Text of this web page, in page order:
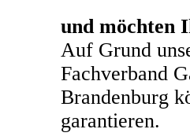
und möchten
Auf Grund
Fachverband
Brandenburg
garantieren.